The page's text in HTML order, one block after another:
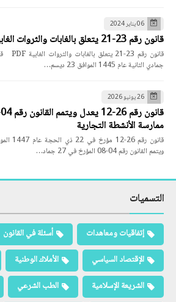
06 يناير 2024
قانون رقم 23-21 يتعلق بالغابات والثروات الغابية PDF
جمادي الثانية عام 1445 الموافق 23 ديسم…
26 يونيو 2026
ممارسة الأنشطة التجارية
ويتمم القانون رقم 04-08 المؤرخ في 27 جماد…
التسميات
إتفاقيات ومعاهدات
أسئلة في القانون
الإقتصاد السياسي
الأملاك الوطنية
الشريعة الإسلامية
الطب الشرعي